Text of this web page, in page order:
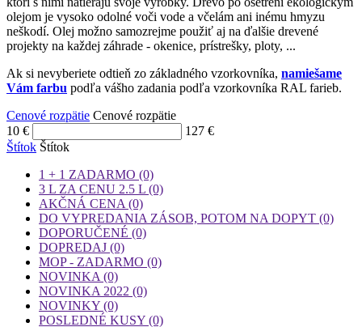
olejom je vysoko odolné voči vode a včelám ani inému hmyzu
neškodí. Olej možno samozrejme použiť aj na ďalšie drevené
projekty na každej záhrade - okenice, prístrešky, ploty, ...
Ak si nevyberiete odtieň zo základného vzorkovníka, namiešame
Vám farbu podľa vášho zadania podľa vzorkovníka RAL farieb.
Cenové rozpätie Cenové rozpätie
10 € 127 €
Štítok Štítok
1 + 1 ZADARMO (0)
3 L ZA CENU 2.5 L (0)
AKČNÁ CENA (0)
DO VYPREDANIA ZÁSOB, POTOM NA DOPYT (0)
DOPORUČENÉ (0)
DOPREDAJ (0)
MOP - ZADARMO (0)
NOVINKA (0)
NOVINKA 2022 (0)
NOVINKY (0)
POSLEDNÉ KUSY (0)